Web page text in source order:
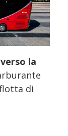
la
di